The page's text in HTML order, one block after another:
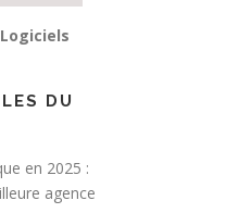
DU
en 2025 :
agence